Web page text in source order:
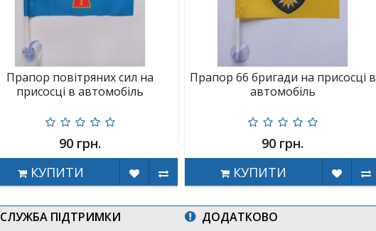
Прапор повітряних сил на
присосці в автомобіль
90 грн.
КУПИТИ
Прапор 66 бригади на присосці в
автомобіль
90 грн.
КУПИТИ
СЛУЖБА ПІДТРИМКИ ДОДАТКОВО